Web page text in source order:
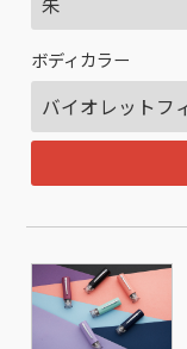
ボディカラー